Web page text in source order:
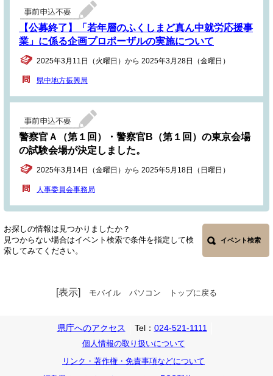
【公募終了】「若年層のふくしまど真ん中就労応援事
業」に係る企画プロポーザルの実施について
2025年3月11日（火曜日）から 2025年3月28日（金曜日）
県中地方振興局
警察官Ａ（第１回）・警察官B（第１回）の東京会場
の試験会場が決定しました。
2025年3月14日（金曜日）から 2025年5月18日（日曜日）
人事委員会事務局
お探しの情報は見つかりましたか？
見つからない場合はイベント検索で条件を指定して検
索してみてください。
イベント検索
[表示] モバイル パソコン トップに戻る
県庁へのアクセス Tel： 024-521-1111
個人情報の取り扱いについて
リンク・著作権・免責事項などについて